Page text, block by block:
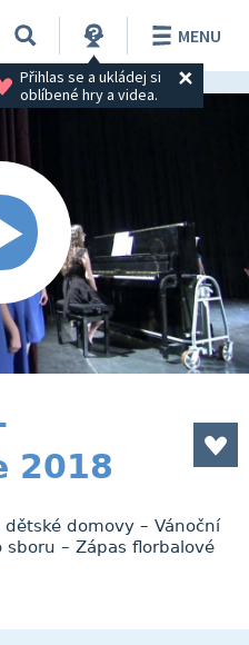
Přihlas se a ukládej si
oblíbené hry a videa.
MENU
2018
domovy – Vánoční
– Zápas florbalové